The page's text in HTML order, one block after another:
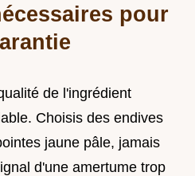
pour
de l'ingrédient
Choisis des endives
jaune pâle, jamais
d'une amertume trop